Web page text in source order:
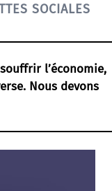
SOCIALES
l’économie,
Nous devons